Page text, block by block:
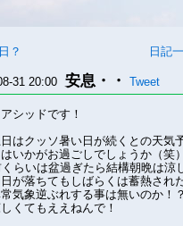
？ 日記
31 20:00 安息・・ Tweet
シッドです！
はクッソ暑い日が続くとの天気
いかがお過ごしでしょうか（笑）
らいは盆過ぎたら結構朝晩は涼
が落ちてもしばらくは蓄熱され
気象逆ぶれする事は無いのか！？
くてもええねんで！